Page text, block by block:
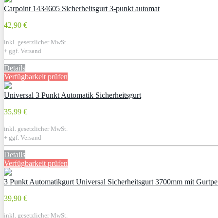
Carpoint 1434605 Sicherheitsgurt 3-punkt automat
42,90 €
inkl. gesetzlicher MwSt.
+ ggf. Versand
Details
Verfügbarkeit prüfen
Universal 3 Punkt Automatik Sicherheitsgurt
35,99 €
inkl. gesetzlicher MwSt.
+ ggf. Versand
Details
Verfügbarkeit prüfen
3 Punkt Automatikgurt Universal Sicherheitsgurt 3700mm mit
39,90 €
inkl. gesetzlicher MwSt.